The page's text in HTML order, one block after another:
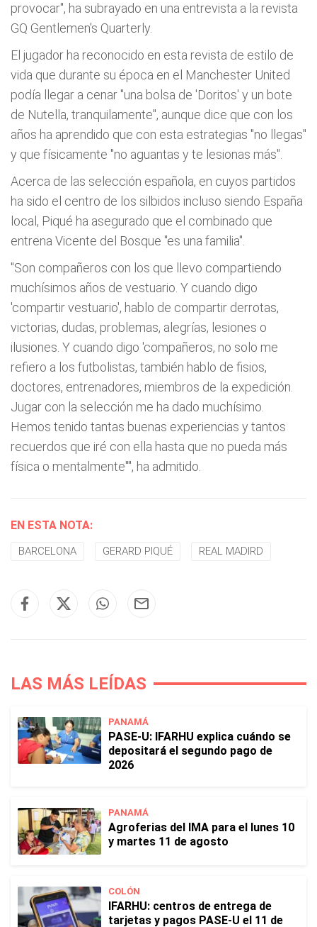
provocar", ha subrayado en una entrevista a la revista
GQ Gentlemen's Quarterly.
El jugador ha reconocido en esta revista de estilo de
vida que durante su época en el Manchester United
podía llegar a cenar "una bolsa de 'Doritos' y un bote
de Nutella, tranquilamente", aunque dice que con los
años ha aprendido que con esta estrategias "no llegas"
y que físicamente "no aguantas y te lesionas más".
Acerca de las selección española, en cuyos partidos
ha sido el centro de los silbidos incluso siendo España
local, Piqué ha asegurado que el combinado que
entrena Vicente del Bosque "es una familia".
"Son compañeros con los que llevo compartiendo
muchísimos años de vestuario. Y cuando digo
'compartir vestuario', hablo de compartir derrotas,
victorias, dudas, problemas, alegrías, lesiones o
ilusiones. Y cuando digo 'compañeros, no solo me
refiero a los futbolistas, también hablo de fisios,
doctores, entrenadores, miembros de la expedición.
Jugar con la selección me ha dado muchísimo.
Hemos tenido tantas buenas experiencias y tantos
recuerdos que iré con ella hasta que no pueda más
física o mentalmente"", ha admitido.
EN ESTA NOTA:
BARCELONA GERARD PIQUÉ REAL MADIRD
LAS MÁS LEÍDAS
PANAMÁ
PASE-U: IFARHU explica cuándo se
depositará el segundo pago de
2026
PANAMÁ
Agroferias del IMA para el lunes 10
y martes 11 de agosto
COLÓN
IFARHU: centros de entrega de
tarjetas y pagos PASE-U el 11 de